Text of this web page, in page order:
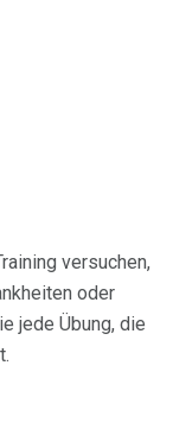
versuchen,
oder
jede Übung, die